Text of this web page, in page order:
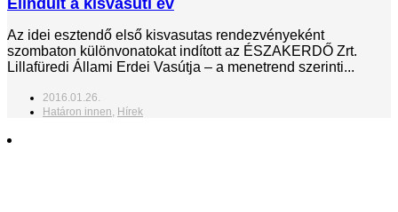
Az idei esztendő első kisvasutas rendezvényeként
szombaton különvonatokat indított az ÉSZAKERDŐ Zrt.
Lillafüredi Állami Erdei Vasútja – a menetrend szerinti...
2016.01.26.
Határon innen Hírek